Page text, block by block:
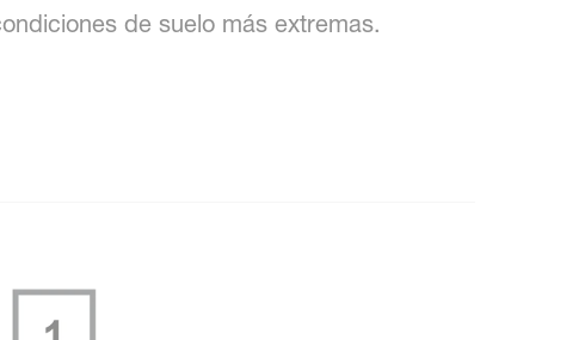
de suelo más extremas.